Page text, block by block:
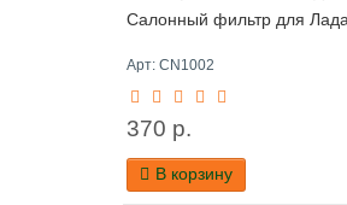
Салонный фильтр для Лада
Арт: CN1002
370 р.
В корзину